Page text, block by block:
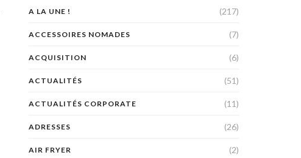
A LA UNE ! (217)
ACCESSOIRES NOMADES (7)
ACQUISITION (6)
ACTUALITÉS (51)
ACTUALITÉS CORPORATE (11)
ADRESSES (26)
AIR FRYER (2)